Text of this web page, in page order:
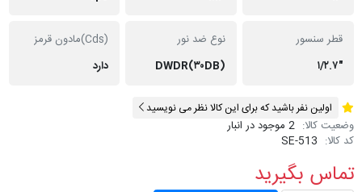
نوع ضد نور
DWDR(۳۰DB)
نفر باشید که برای این کالا نظر می نویسید
2 موجود در انبار
SE-513